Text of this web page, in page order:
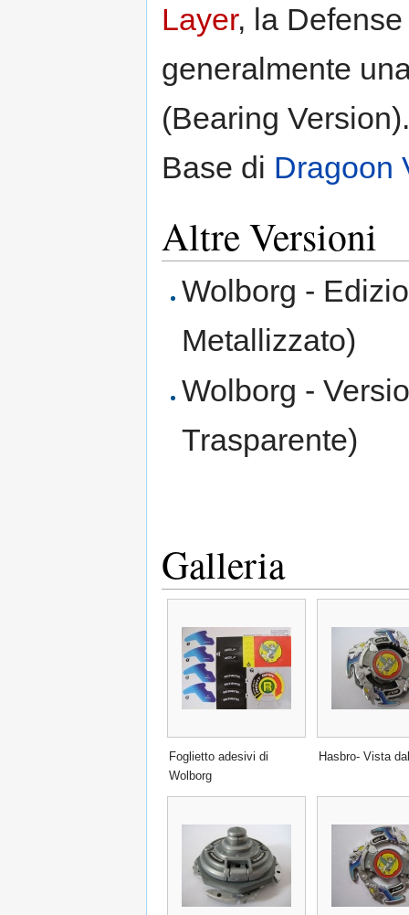
Layer, la
generalmente
(Bearing
Base di Dragoon
Altre Versioni
Wolborg -
Metallizzato)
Wolborg -
Trasparente)
Galleria
Foglietto adesivi di
Wolborg
Hasbro- Vista